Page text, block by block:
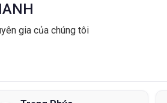
gia của chúng tôi